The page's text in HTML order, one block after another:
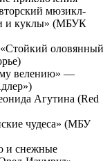
мюзикл-
и куклы» (МБУК
оловянный
велению» —
Агутина (Red
чудеса» (МБУ
и снежные